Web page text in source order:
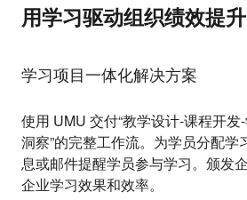
用学习驱动组织绩效提升
学习项目一体化解决方案
使用 UMU 交付“教学设计-课程开
洞察”的完整工作流。为学员分配学
息或邮件提醒学员参与学习。颁发
企业学习效果和效率。